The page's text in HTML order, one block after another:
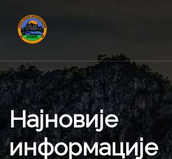
Најновије
информације